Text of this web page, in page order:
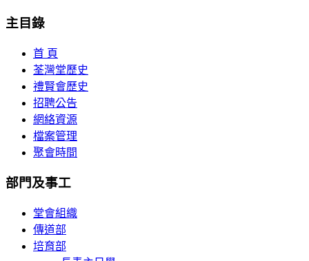
主目錄
首 頁
荃灣堂歷史
禮賢會歷史
招聘公告
網絡資源
檔案管理
聚會時間
部門及事工
堂會組織
傳道部
培育部